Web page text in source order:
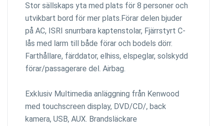
Stor sällskaps yta med plats för 8 personer och
utvikbart bord för mer plats.Förar delen bjuder
på AC, ISRI snurrbara kaptenstolar, Fjärrstyrt C-
lås med larm till både förar och bodels dörr.
Farthållare, färddator, elhiss, elspeglar, solskydd
förar/passagerare del. Airbag.
Exklusiv Multimedia anläggning från Kenwood
med touchscreen display, DVD/CD/, back
kamera, USB, AUX. Brandsläckare